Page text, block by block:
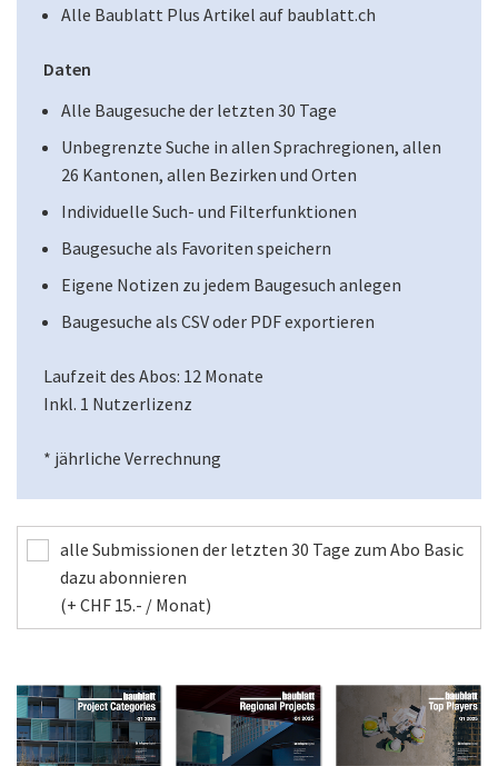
Alle Baublatt Plus Artikel auf baublatt.ch
Daten
Alle Baugesuche der letzten 30 Tage
Unbegrenzte Suche in allen Sprachregionen, allen
26 Kantonen, allen Bezirken und Orten
Individuelle Such- und Filterfunktionen
Baugesuche als Favoriten speichern
Eigene Notizen zu jedem Baugesuch anlegen
Baugesuche als CSV oder PDF exportieren
Laufzeit des Abos: 12 Monate
Inkl. 1 Nutzerlizenz
* jährliche Verrechnung
alle Submissionen der letzten 30 Tage zum Abo Basic
dazu abonnieren
(+ CHF 15.- / Monat)